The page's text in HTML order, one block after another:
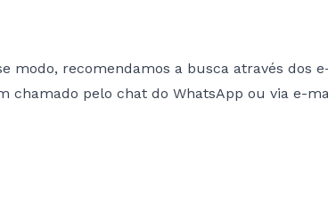
modo, recomendamos a busca através dos
chamado pelo chat do WhatsApp ou via e-